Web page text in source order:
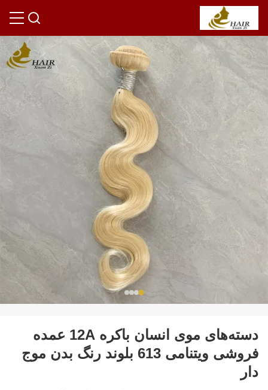
دسته‌های موی انسان باکره 12A عمده
فروشی ویتنامی 613 بلوند رنگ بدن موج
دار